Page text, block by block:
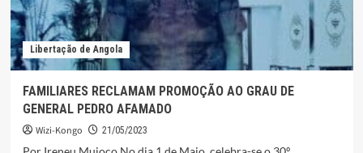
Libertação de Angola
FAMILIARES RECLAMAM PROMOÇÃO AO GRAU DE
GENERAL PEDRO AFAMADO
Wizi-Kongo 21/05/2023